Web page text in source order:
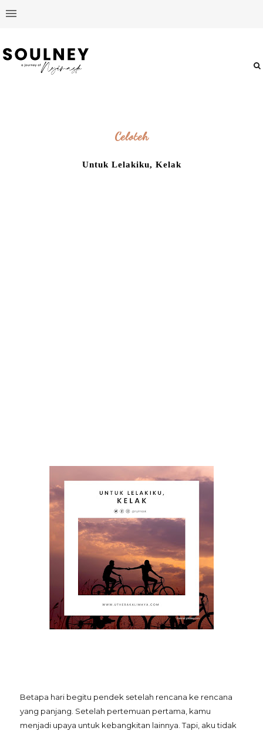
Celoteh
Untuk Lelakiku, Kelak
Betapa hari begitu pendek setelah rencana ke rencana
yang panjang. Setelah pertemuan pertama, kamu
menjadi upaya untuk kebangkitan lainnya. Tapi, aku tidak